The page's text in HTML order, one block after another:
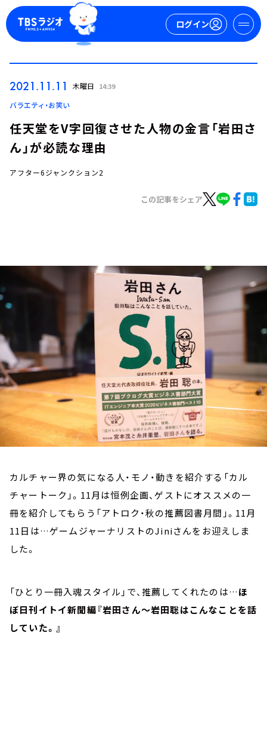
ログイン
ログイン
お知らせ
イベント・グッズ
会社情報
2021.11.11 木曜日 14:39
バラエティ・お笑い
任天堂をV字回復させた人物の金言「岩田さ
ん」が必読な理由
アフター6ジャンクション2
この記事をシェア
カルチャー界の気になる人・モノ・動きを紹介する「カル
チャートーク」。11月は恒例企画、ゲストにオススメの一
冊を紹介してもらう「アトロク・秋の推薦図書月間」。11月
11日は…ゲームジャーナリストのJiniさんをお迎えしま
した。
「ひとり一冊入魂スタイル」で、推薦してくれたのは…ほ
ぼ日刊イトイ新聞編『岩田さん～岩田聡はこんなことを話
していた。』